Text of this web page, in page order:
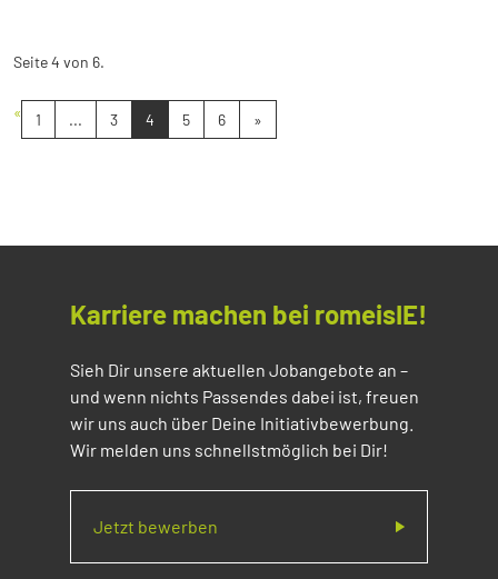
Seite 4 von 6.
« 1 ... 3 4 5 6 »
Karriere machen bei romeisIE!
Sieh Dir unsere aktuellen Jobangebote an –
und wenn nichts Passendes dabei ist, freuen
wir uns auch über Deine Initiativbewerbung.
Wir melden uns schnellstmöglich bei Dir!
Jetzt bewerben